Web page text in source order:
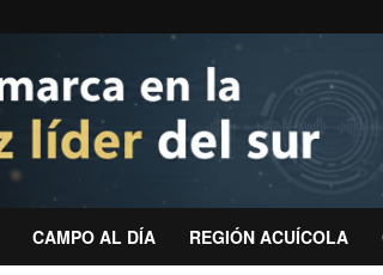
CAMPO AL DÍA REGIÓN ACUÍCOLA